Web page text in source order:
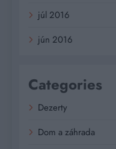
júl 2016
jún 2016
Categories
Dezerty
Dom a záhrada